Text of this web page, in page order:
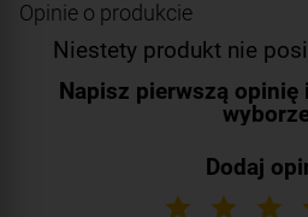
Opinie o produkcie
Niestety produkt nie
Napisz pierwszą
Dodaj